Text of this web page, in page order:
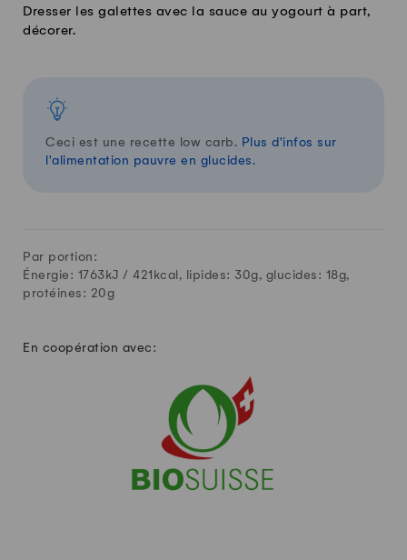
Dresser les galettes avec la sauce au yogourt à part,
décorer.
Ceci est une recette low carb. Plus d'infos sur
l'alimentation pauvre en glucides.
Par portion:
Énergie: 1763kJ / 421 kcal, lipides: 30g, glucides: 18g,
protéines: 20g
En coopération avec: